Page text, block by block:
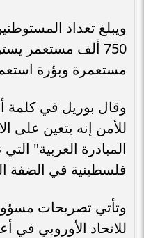
ويبلغ تعداد
مستعمرة وبؤرة
وقال بوريل في كلمة
للأمن إنه يتعين على
المبادرة العربية"
فلسطينية في الضفة
وتأتي تصريحات
للاتحاد الأوروبي